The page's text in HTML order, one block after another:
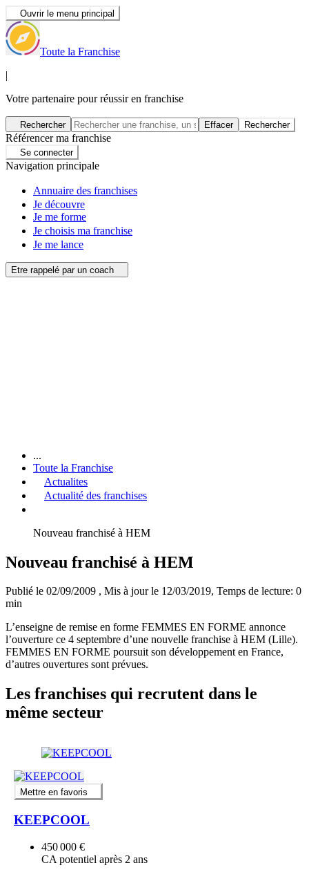
Ouvrir le menu principal
Toute la Franchise
|
Votre partenaire pour réussir en franchise
Rechercher Effacer Rechercher
Référencer ma franchise
Se connecter
Navigation principale
Annuaire des franchises
Je découvre
Je me forme
Je choisis ma franchise
Je me lance
Etre rappelé par un coach
...
Toute la Franchise
Actualites
Actualité des franchises
Nouveau franchisé à HEM
Nouveau franchisé à HEM
Publié le 02/09/2009 , Mis à jour le 12/03/2019, Temps de lecture: 0
min
L’enseigne de remise en forme FEMMES EN FORME annonce
l’ouverture ce 4 septembre d’une nouvelle franchise à HEM (Lille).
FEMMES EN FORME poursuit son développement en France,
d’autres ouvertures sont prévues.
Les franchises qui recrutent dans le
même secteur
Mettre en favoris
KEEPCOOL
450 000 €
CA potentiel après 2 ans